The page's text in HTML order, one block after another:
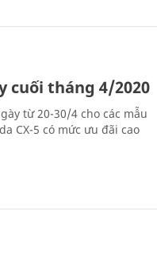
cuối tháng 4/2020
từ 20-30/4 cho các mẫu
CX-5 có mức ưu đãi cao